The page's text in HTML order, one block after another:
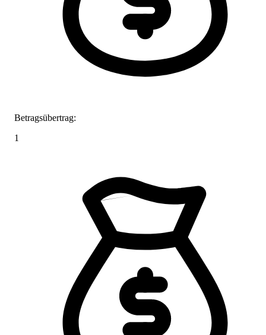
Betragsübertrag:
1